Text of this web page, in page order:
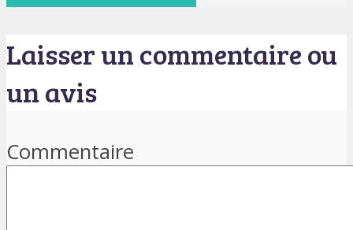
Laisser un commentaire ou
un avis
Commentaire